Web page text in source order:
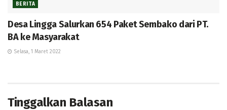
BERITA
Desa Lingga Salurkan 654 Paket Sembako dari PT.
BA ke Masyarakat
Selasa, 1 Maret 2022
Tinggalkan Balasan